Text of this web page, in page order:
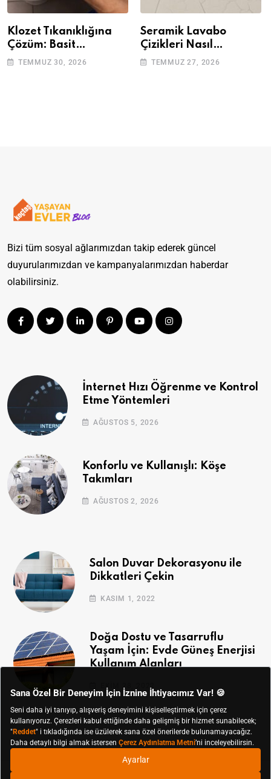
Klozet Tıkanıklığına
Çözüm: Basit
Adımlarla Klozetinizi
TEMMUZ 30, 2026
Seramik Lavabo
Çizikleri Nasıl
Giderilir? Adım Adım
TEMMUZ 27, 2026
Bizi tüm sosyal ağlarımızdan takip ederek güncel
duyurularımızdan ve kampanyalarımızdan haberdar
olabilirsiniz.
İnternet Hızı Öğrenme ve Kontrol
Etme Yöntemleri
AĞUSTOS 5, 2026
Konforlu ve Kullanışlı: Köşe
Takımları
AĞUSTOS 2, 2026
Salon Duvar Dekorasyonu ile
Dikkatleri Çekin
KASIM 1, 2022
Doğa Dostu ve Tasarruflu
Yaşam İçin: Evde Güneş Enerjisi
Kullanım Alanları
EKIM 28, 2022